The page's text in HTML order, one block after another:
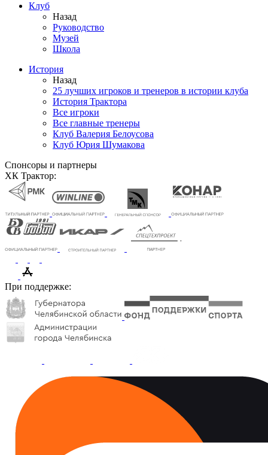
Клуб
Назад
Руководство
Музей
Школа
История
Назад
25 лучших игроков и тренеров в истории клуба
История Трактора
Все игроки
Все главные тренеры
Клуб Валерия Белоусова
Клуб Юрия Шумакова
Спонсоры и партнеры
ХК Трактор:
При поддержке: